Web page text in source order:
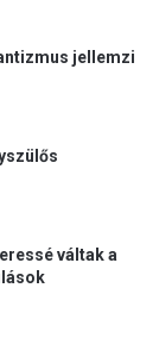
jellemzi
váltak a